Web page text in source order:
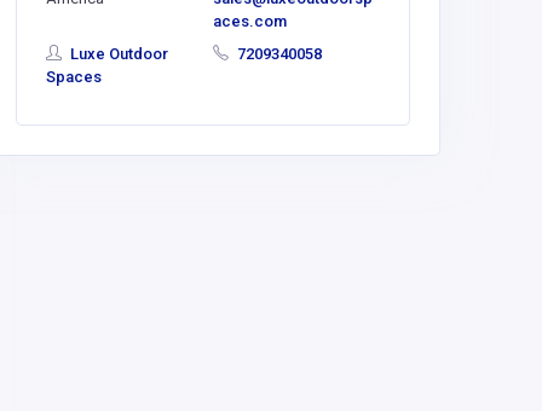
aces.com
Luxe Outdoor
Spaces
7209340058